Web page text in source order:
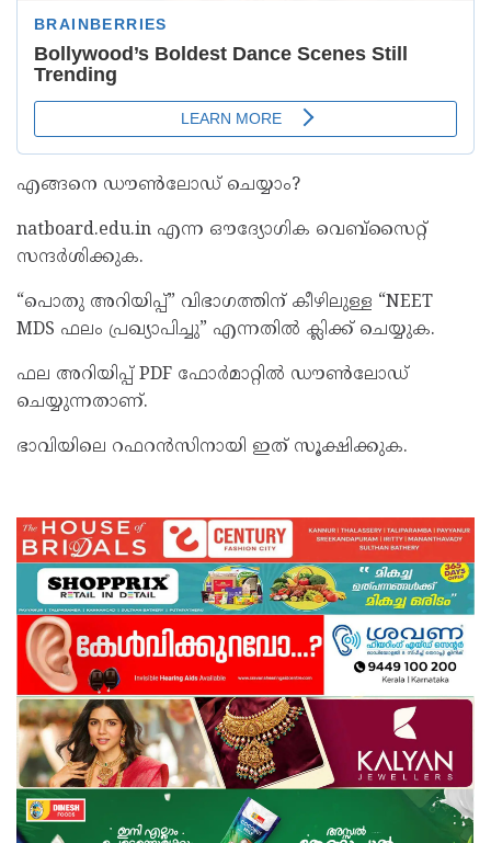
എങ്ങനെ ഡൗൺലോഡ് ചെയ്യാം?
natboard.edu.in എന്ന ഔദ്യോഗിക വെബ്സൈറ്റ്
സന്ദർശിക്കുക.
“പൊതു അറിയിപ്പ്” വിഭാഗത്തിന് കീഴിലുള്ള “NEET
MDS ഫലം പ്രഖ്യാപിച്ചു” എന്നതിൽ ക്ലിക്ക് ചെയ്യുക.
ഫല അറിയിപ്പ് PDF ഫോർമാറ്റിൽ ഡൗൺലോഡ്
ചെയ്യുന്നതാണ്.
ഭാവിയിലെ റഫറൻസിനായി ഇത് സൂക്ഷിക്കുക.